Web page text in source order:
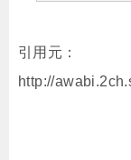
引用元：
http://